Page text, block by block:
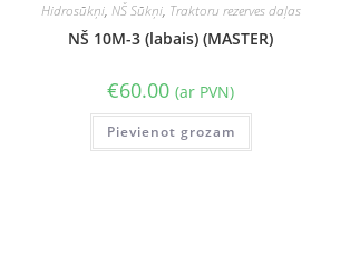
Hidrosūkņi, NŠ Sūkņi, Traktoru rezerves daļas
NŠ 10M-3 (labais) (MASTER)
€60.00 (ar PVN)
Pievienot grozam